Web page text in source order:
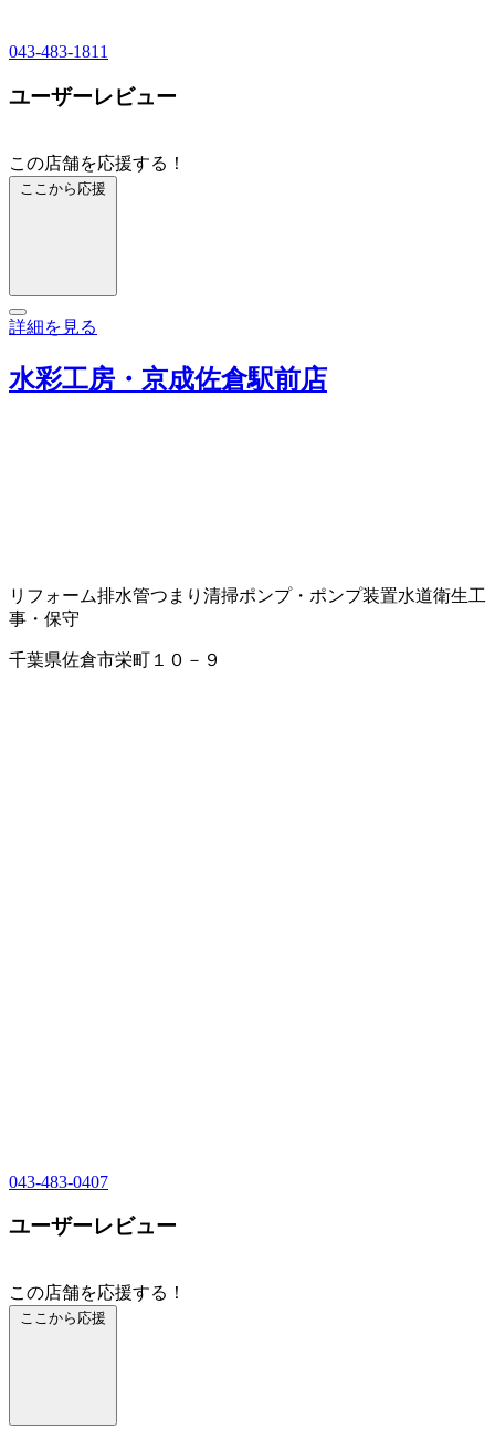
043-483-1811
ユーザーレビュー
この店舗を応援する！
ここから応援
詳細を見る
水彩工房・京成佐倉駅前店
リフォーム排水管つまり清掃ポンプ・ポンプ装置水道衛生工
事・保守
千葉県佐倉市栄町１０－９
043-483-0407
ユーザーレビュー
この店舗を応援する！
ここから応援